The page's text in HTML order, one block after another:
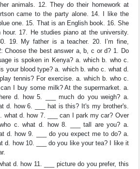
animals. 12. They do their homework at
came to the party alone. 14. I like the
one. 15. That is an English book. 16. She
17. He studies piano at the university.
19. My father is a teacher. 20. I’m fine,
Choose the best answer a, b, c or d? 1. Do
is spoken in Kenya? a. which b. who c.
your blood type? a. which b. who c. what d.
tennis? For exercise. a. which b. who c.
I buy some milk? At the supermarket. a.
d. how 5. ___ much do you weigh? a.
d. how 6. ___ hat is this? It's my brother's.
what d. how 7. ___ can I park my car? Over
c. what d. how 8. ___ tall are you? a.
d. how 9. ___ do you expect me to do? a.
d. how 10. ___ do you like your tea? I like it
d. how 11. ___ picture do you prefer, this